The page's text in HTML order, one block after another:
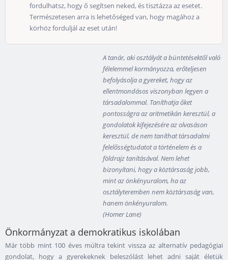
fordulhatsz, hogy ő segítsen neked, és tisztázza az esetet.
Természetesen arra is lehetőséged van, hogy magához a
körhöz forduljál az eset után!
A tanár, aki osztályát a büntetésektől való
félelemmel kormányozza, erőteljesen
befolyásolja a gyereket, hogy az
ellentmondásos viszonyban legyen a
társadalommal. Taníthatja őket
pontosságra az aritmetikán keresztül, a
gondolatok kifejezésére az olvasáson
keresztül, de nem taníthat társadalmi
felelősségtudatot a történelem és a
földrajz tanításával. Nem lehet
bizonyítani, hogy a köztársaság jobb,
mint az önkényuralom, ha az
osztályteremben nem köztársaság van,
hanem önkényuralom.
(Homer Lane)
Önkormányzat a demokratikus iskolában
Már több mint 100 éves múltra tekint vissza az alternatív pedagógiai
gondolat, hogy a gyerekeknek beleszólást lehet adni saját életük